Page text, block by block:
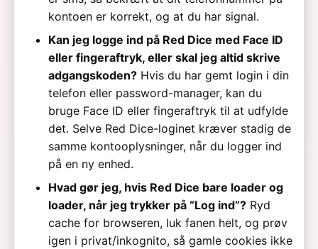
kontoen er korrekt, og at du har signal.
Kan jeg logge ind på Red Dice med Face ID
eller fingeraftryk, eller skal jeg altid skrive
adgangskoden? Hvis du har gemt login i din
telefon eller password-manager, kan du
bruge Face ID eller fingeraftryk til at udfylde
det. Selve Red Dice-loginet kræver stadig de
samme kontooplysninger, når du logger ind
på en ny enhed.
Hvad gør jeg, hvis Red Dice bare loader og
loader, når jeg trykker på “Log ind”? Ryd
cache for browseren, luk fanen helt, og prøv
igen i privat/inkognito, så gamle cookies ikke